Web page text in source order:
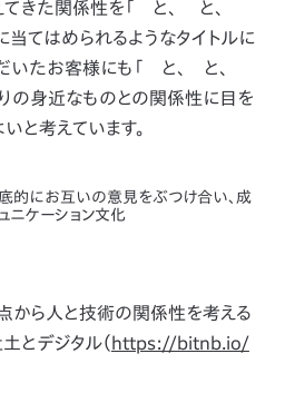
てきた関係性を「 と、 と、
当てはめられるようなタイトルに
だいたお客様にも「 と、 と、
の身近なものとの関係性に目を
と考えています。
的にお互いの意見をぶつけ合い、成
ニケーション文化
から人と技術の関係性を考える
とデジタル（ https://bitnb.io/